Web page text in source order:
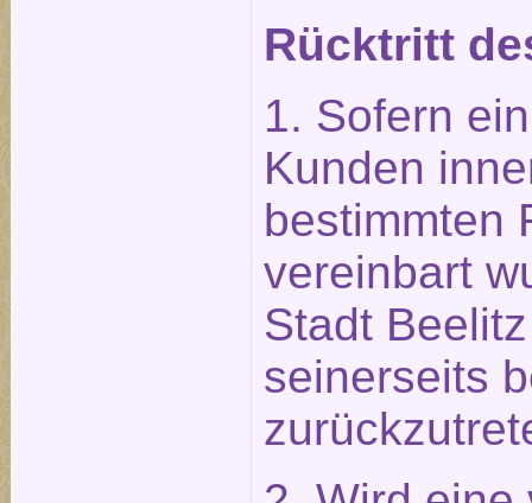
Rücktritt
1. Sofern
Kunden
bestimmten
vereinbart
Stadt
seinerseits